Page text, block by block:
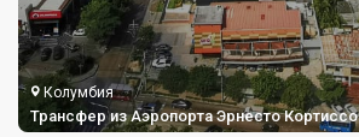
Колумбия
Трансфер на Такси из Аэропорта Рафаэль